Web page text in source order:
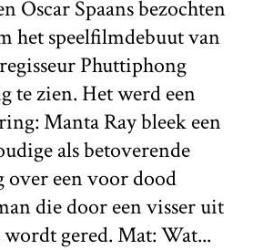
Oscar Spaans bezochten
het speelfilmdebuut van
Phuttiphong
te zien. Het werd een
Manta Ray bleek een
als betoverende
een voor dood
die door een visser uit
gered. Mat: Wat...